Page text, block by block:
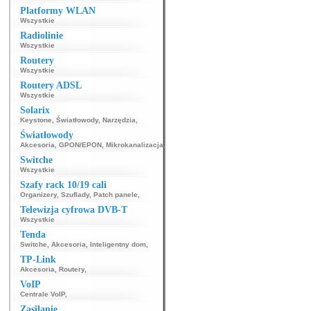
Platformy WLAN
Wszystkie
Radiolinie
Wszystkie
Routery
Wszystkie
Routery ADSL
Wszystkie
Solarix
Keystone Światłowody, Narzędzia
Światłowody
Akcesoria GPON/EPON Mikrokanalizacja
Switche
Wszystkie
Szafy rack 10/19 cali
Organizery, Szuflady, Patch panele
Telewizja cyfrowa DVB-T
Wszystkie
Tenda
Switche Akcesoria Inteligentny dom
TP-Link
Akcesoria Routery,
VoIP
Centrale VoIP,